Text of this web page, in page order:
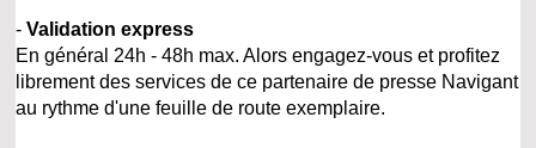
-Validation express
En général 24h - 48h max. Alors engagez-vous et profitez
librement des services de ce partenaire de presse Navigant
au rythme d'une feuille de route exemplaire.